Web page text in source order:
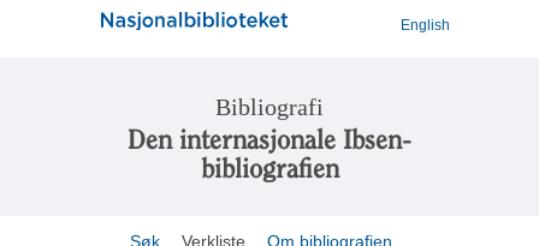
English
Bibliografi
Den internasjonale Ibsen-
bibliografien
Søk Verkliste Om bibliografien